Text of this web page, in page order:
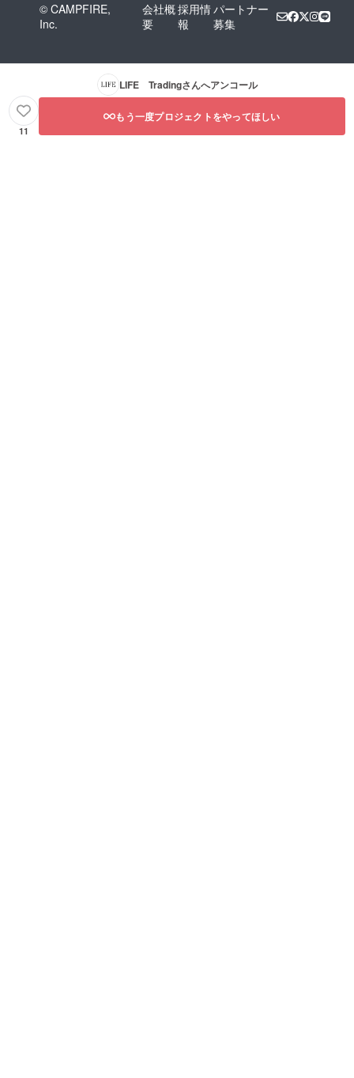
© CAMPFIRE,
Inc.
会社概
要
採用情
報
パートナー
募集
LIFE Tradingさんへアンコール
11
もう一度プロジェクトをやってほしい